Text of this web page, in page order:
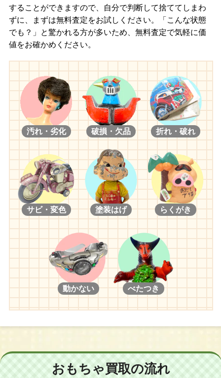
することができますので、自分で判断して捨ててしまわ
ずに、まずは無料査定をお試しください。「こんな状態
でも？」と驚かれる方が多いため、無料査定で気軽に価
値をお確かめください。
汚れ・劣化 破損・欠品 折れ・破れ
サビ・変色 塗装はげ らくがき
動かない べたつき
おもちゃ買取の流れ